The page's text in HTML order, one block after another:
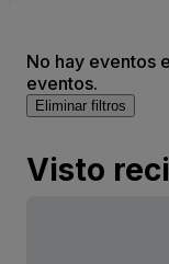
No hay eventos
eventos.
Eliminar filtros
Visto